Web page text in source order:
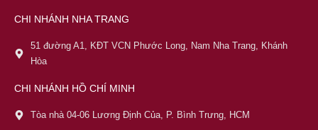
CHI NHÁNH NHA TRANG
51 đường A1, KĐT VCN Phước Long, Nam Nha Trang, Khánh
Hòa
CHI NHÁNH HỒ CHÍ MINH
Tòa nhà 04-06 Lương Định Của, P. Bình Trưng, HCM